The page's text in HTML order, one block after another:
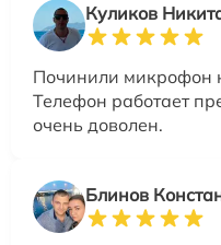
Куликов
Починили микрофон
Телефон работает
очень доволен.
Блинов